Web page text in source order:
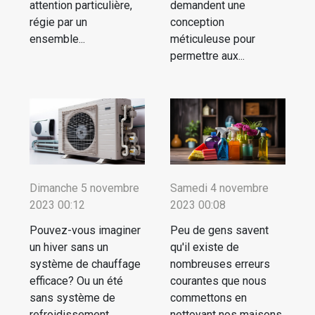
attention particulière,
régie par un
ensemble...
demandent une
conception
méticuleuse pour
permettre aux...
Dimanche 5 novembre
2023 00:12
Pouvez-vous imaginer
un hiver sans un
système de chauffage
efficace? Ou un été
sans système de
Samedi 4 novembre
2023 00:08
Peu de gens savent
qu'il existe de
nombreuses erreurs
courantes que nous
commettons en